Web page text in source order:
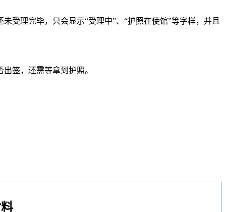
理完毕，只会显示“受理中”、“护照在使馆”等字样，并且
签，还需等拿到护照。